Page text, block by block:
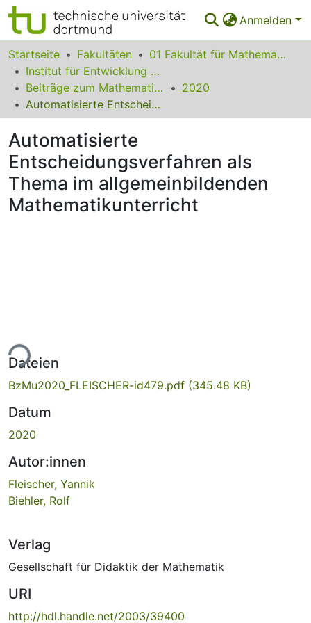
Anmelden
Bereiche & Sammlungen
Das gesamte Repositorium
Statistiken
FAQ
Leitlinien
Zurück zur Startseite
Startseite Fakultäten
01 Fakultät für Mathematik
Institut für Entwicklung und Erforschung des Mathematikunterrichts
Beiträge zum Mathematikunterricht
2020
Automatisierte Entscheidungsverfahren als Thema im allgemeinbildenden Mathematikunterricht
Automatisierte
Entscheidungsverfahren als
Thema im allgemeinbildenden
Mathematikunterricht
Dateien
BzMu2020_FLEISCHER-id479.pdf (345.48 KB)
Datum
2020
Autor:innen
Fleischer, Yannik
Biehler, Rolf
Verlag
Gesellschaft für Didaktik der Mathematik
URI
http://hdl.handle.net/2003/39400